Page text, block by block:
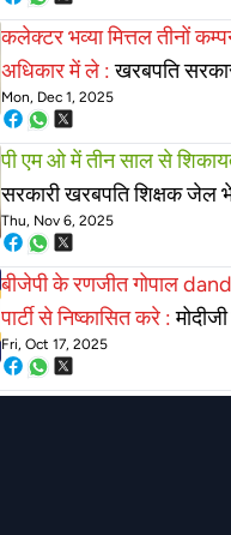
रविशंकर
कलेक्टर भव्या मित्तल तीनों
अधिकार में ले :खरबपति
रविशंकर महाजन पर कार्यवाही
Mon, Dec 1, 2025
सरकारी खरबपति शिक्षक जेल
प्रशासन
Thu, Nov 6, 2025
बीजेपी के रणजीत गोपाल
पार्टी से निष्कासित करे :
प्रदेश के खरगोन के एक लाख
शिकायत पर कार्रवाई क्यू नहीं ?
Fri, Oct 17, 2025